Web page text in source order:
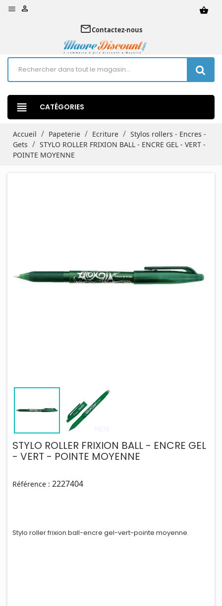
 shopping_basket

mail_outlineContactez-nous
view_headline CATÉGORIES
Accueil Papeterie Ecriture
Stylos rollers - Encres -
Gets
STYLO ROLLER FRIXION BALL - ENCRE GEL - VERT -
POINTE MOYENNE
STYLO ROLLER FRIXION BALL - ENCRE GEL
- VERT - POINTE MOYENNE
Référence : 2227404
Stylo roller frixion ball-encre gel-vert-pointe moyenne.